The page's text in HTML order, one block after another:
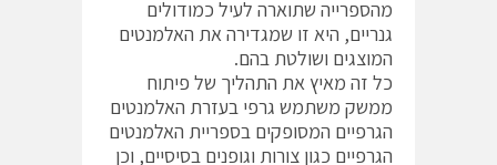
מהספרייה שתוארה לעיל כמודולים
גנריים, היא זו שמגדירה את האלמנטים
המוצגים ושולטת בהם.
כל זה מאיץ את התהליך של פיתוח
ממשק משתמש גרפי בעזרת האלמנטים
הגרפיים המסופקים בספריית האלמנטים
הגרפיים כגון צורות וגופנים בסיסיים, וכן